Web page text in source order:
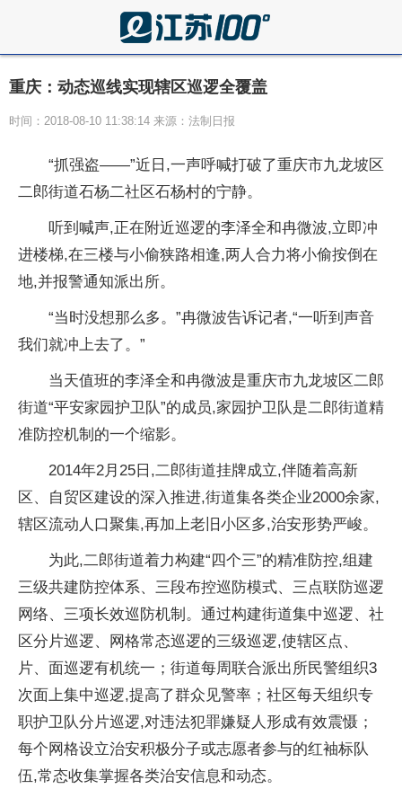
重庆：动态巡线实现辖区巡逻全覆盖
时间：2018-08-10 11:38:14 来源：法制日报
“抓强盗——”近日,一声呼喊打破了重庆市九龙坡区
二郎街道石杨二社区石杨村的宁静。
听到喊声,正在附近巡逻的李泽全和冉微波,立即冲
进楼梯,在三楼与小偷狭路相逢,两人合力将小偷按倒在
地,并报警通知派出所。
“当时没想那么多。”冉微波告诉记者,“一听到声音
我们就冲上去了。”
当天值班的李泽全和冉微波是重庆市九龙坡区二郎
街道“平安家园护卫队”的成员,家园护卫队是二郎街道精
准防控机制的一个缩影。
2014年2月25日,二郎街道挂牌成立,伴随着高新
区、自贸区建设的深入推进,街道集各类企业2000余家,
辖区流动人口聚集,再加上老旧小区多,治安形势严峻。
为此,二郎街道着力构建“四个三”的精准防控,组建
三级共建防控体系、三段布控巡防模式、三点联防巡逻
网络、三项长效巡防机制。通过构建街道集中巡逻、社
区分片巡逻、网格常态巡逻的三级巡逻,使辖区点、
片、面巡逻有机统一；街道每周联合派出所民警组织3
次面上集中巡逻,提高了群众见警率；社区每天组织专
职护卫队分片巡逻,对违法犯罪嫌疑人形成有效震慑；
每个网格设立治安积极分子或志愿者参与的红袖标队
伍,常态收集掌握各类治安信息和动态。